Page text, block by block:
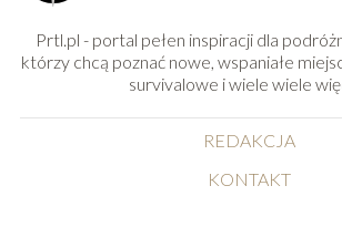
Prtl.pl - portal pełen inspiracji dla
którzy chcą poznać nowe, wspaniałe
survivalowe i wiele wiele
REDAKCJA
KONTAKT